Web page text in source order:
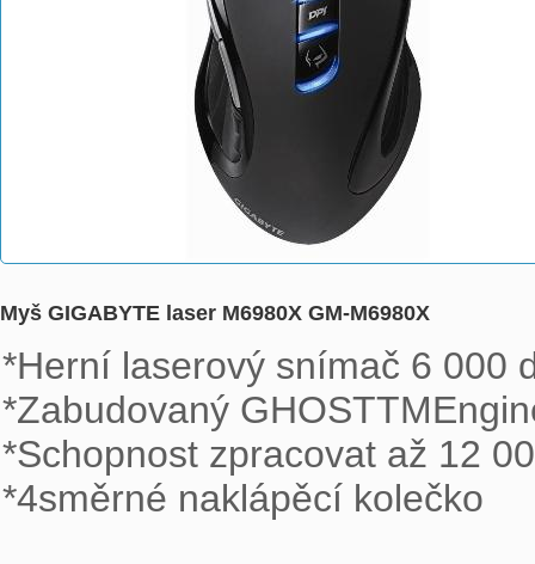
Myš GIGABYTE laser M6980X GM-M6980X
*Herní laserový snímač 6 000
*Zabudovaný
*Schopnost zpracovat až 12
*4směrné naklápěcí kolečko